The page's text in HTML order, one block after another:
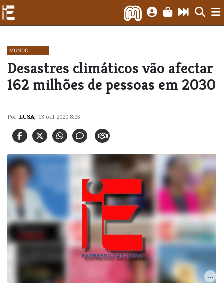
MUNDO
Desastres climáticos vão afectar
162 milhões de pessoas em 2030
Por LUSA, 13 out 2020 8:05